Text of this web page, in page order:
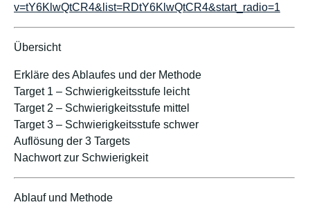
v=tY6KlwQtCR4&list=RDtY6KlwQtCR4&start_radio=1
Übersicht
Erkläre des Ablaufes und der Methode
Target 1 – Schwierigkeitsstufe leicht
Target 2 – Schwierigkeitsstufe mittel
Target 3 – Schwierigkeitsstufe schwer
Auflösung der 3 Targets
Nachwort zur Schwierigkeit
Ablauf und Methode